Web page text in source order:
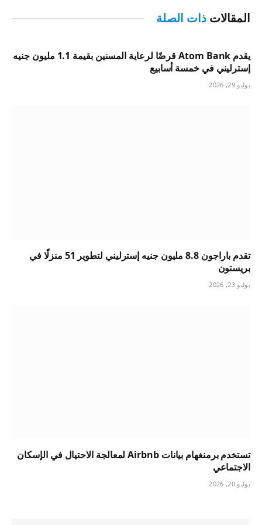
المقالات ذات الصلة
يقدم Atom Bank قرضًا لرعاية المسنين بقيمة 1.1 مليون جنيه
إسترليني في خمسة أسابيع
يوليو 29, 2026
تقدم باراجون 8.8 مليون جنيه إسترليني لتطوير 51 منزلًا في
بريستون
يوليو 23, 2026
تستخدم برمنغهام بيانات Airbnb لمعالجة الاحتيال في الإسكان
الاجتماعي
يوليو 20, 2026